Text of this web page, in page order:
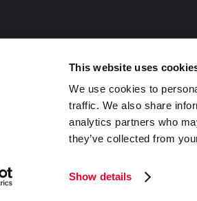
This website uses
We use cookies to
traffic. We also share
analytics partners who
they’ve collected from
Show details
2026 DaklaPack Group. Alle Rechte